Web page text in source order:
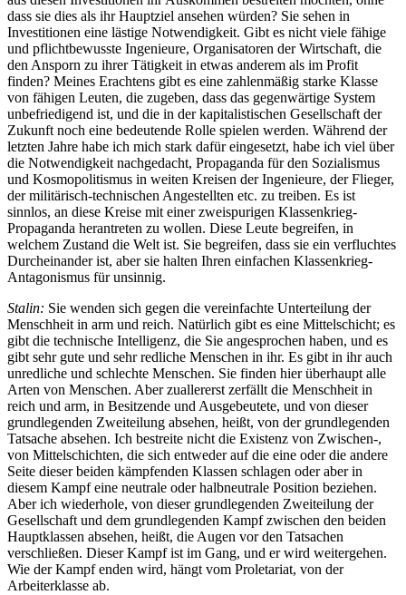
dass sie dies als ihr Hauptziel ansehen würden? Sie sehen in
Investitionen eine lästige Notwendigkeit. Gibt es nicht viele fähige
und pflichtbewusste Ingenieure, Organisatoren der Wirtschaft, die
den Ansporn zu ihrer Tätigkeit in etwas anderem als im Profit
finden? Meines Erachtens gibt es eine zahlenmäßig starke Klasse
von fähigen Leuten, die zugeben, dass das gegenwärtige System
unbefriedigend ist, und die in der kapitalistischen Gesellschaft der
Zukunft noch eine bedeutende Rolle spielen werden. Während der
letzten Jahre habe ich mich stark dafür eingesetzt, habe ich viel über
die Notwendigkeit nachgedacht, Propaganda für den Sozialismus
und Kosmopolitismus in weiten Kreisen der Ingenieure, der Flieger,
der militärisch-technischen Angestellten etc. zu treiben. Es ist
sinnlos, an diese Kreise mit einer zweispurigen Klassenkrieg-
Propaganda herantreten zu wollen. Diese Leute begreifen, in
welchem Zustand die Welt ist. Sie begreifen, dass sie ein verfluchtes
Durcheinander ist, aber sie halten Ihren einfachen Klassenkrieg-
Antagonismus für unsinnig.
Stalin: Sie wenden sich gegen die vereinfachte Unterteilung der
Menschheit in arm und reich. Natürlich gibt es eine Mittelschicht; es
gibt die technische Intelligenz, die Sie angesprochen haben, und es
gibt sehr gute und sehr redliche Menschen in ihr. Es gibt in ihr auch
unredliche und schlechte Menschen. Sie finden hier überhaupt alle
Arten von Menschen. Aber zuallererst zerfällt die Menschheit in
reich und arm, in Besitzende und Ausgebeutete, und von dieser
grundlegenden Zweiteilung absehen, heißt, von der grundlegenden
Tatsache absehen. Ich bestreite nicht die Existenz von Zwischen-,
von Mittelschichten, die sich entweder auf die eine oder die andere
Seite dieser beiden kämpfenden Klassen schlagen oder aber in
diesem Kampf eine neutrale oder halbneutrale Position beziehen.
Aber ich wiederhole, von dieser grundlegenden Zweiteilung der
Gesellschaft und dem grundlegenden Kampf zwischen den beiden
Hauptklassen absehen, heißt, die Augen vor den Tatsachen
verschließen. Dieser Kampf ist im Gang, und er wird weitergehen.
Wie der Kampf enden wird, hängt vom Proletariat, von der
Arbeiterklasse ab.